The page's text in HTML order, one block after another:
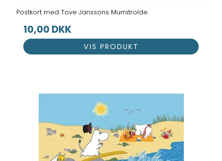
Postkort med Tove Janssons Mumitrolde.
10,00 DKK
VIS PRODUKT